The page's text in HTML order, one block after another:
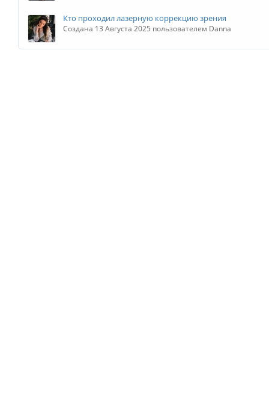
Кто проходил лазерную коррекцию зрения
Создана 13 Августа 2025 пользователем Danna